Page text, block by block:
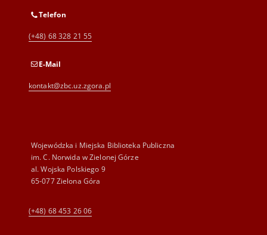
Telefon
(+48) 68 328 21 55
E-Mail
kontakt@zbc.uz.zgora.pl
Wojewódzka i Miejska Biblioteka Publiczna
im. C. Norwida w Zielonej Górze
al. Wojska Polskiego 9
65-077 Zielona Góra
(+48) 68 453 26 06